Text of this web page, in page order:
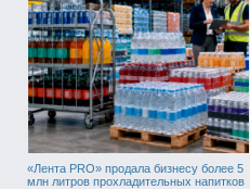
«Лента PRO» продала бизнесу более 5
млн литров прохладительных напитков